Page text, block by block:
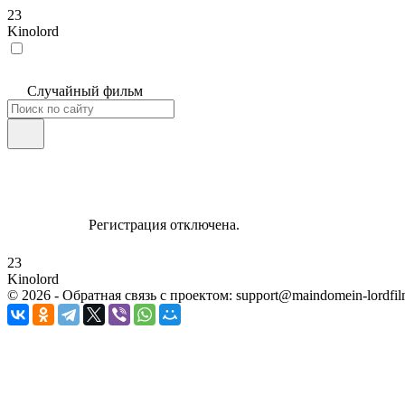
23
Kinolord
Случайный фильм
Регистрация отключена.
23
Kinolord
© 2026 - Обратная связь с проектом: support@maindomein-